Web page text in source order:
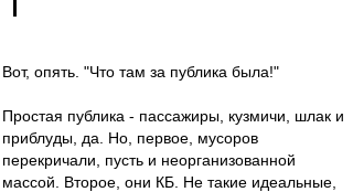
Вот, опять. "Что там за публика была!"
Простая публика - пассажиры, кузмичи, шлак и
приблуды, да. Но, первое, мусоров
перекричали, пусть и неорганизованной
массой. Второе, они КБ. Не такие идеальные,